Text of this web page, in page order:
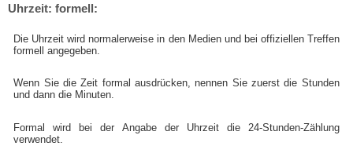
Uhrzeit: formell:
Die Uhrzeit wird normalerweise in den Medien und bei offiziellen Treffen
formell angegeben.
Wenn Sie die Zeit formal ausdrücken, nennen Sie zuerst die Stunden
und dann die Minuten.
Formal wird bei der Angabe der Uhrzeit die 24-Stunden-Zählung
verwendet.